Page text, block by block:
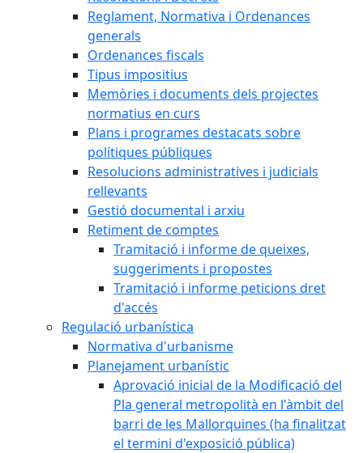
Reglament, Normativa i Ordenances
generals
Ordenances fiscals
Tipus impositius
Memòries i documents dels projectes
normatius en curs
Plans i programes destacats sobre
polítiques públiques
Resolucions administratives i judicials
rellevants
Gestió documental i arxiu
Retiment de comptes
Tramitació i informe de queixes,
suggeriments i propostes
Tramitació i informe peticions dret
d'accés
Regulació urbanística
Normativa d'urbanisme
Planejament urbanístic
Aprovació inicial de la Modificació del
Pla general metropolità en l'àmbit del
barri de les Mallorquines (ha finalitzat
el termini d'exposició pública)